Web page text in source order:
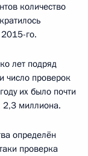
количество
го.
лет подряд
число проверок
их было почти
миллиона.
определён
проверка